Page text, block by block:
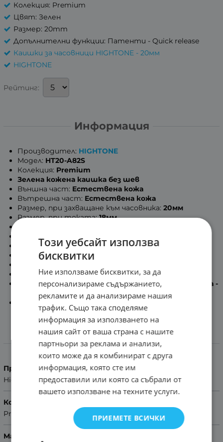
Колекция: Premium
Цвят: Зелен
Размер: 20mm
Допълнителни функции: Патенти - Quick release
Каишки за часовници HIGHTONE - 20мм
HIGHTONE
Рейтинг:
Информация
Производител: HIGHTONE
Модел: HT20-A82S
Колекция: Premium
Зелена кожена каишка без шев
Външна част: Естествена кожа
Вътрешна част: Естествена кожа
Размер, при захващане към часовника: 20мм
Размер, при токата:18мм
Минимална дължина на каишката:
Дължина на част с дупки:12.5см
Дължина на част с тока:
Сребриста метална тока
Включени патенти за бърз монтаж в комплекта -
Quick release
Помощ за размер на каишка
Характеристики
Производител
Hightone
Колекция
Premium
Материал
Този уебсайт използва
бисквитки
Ние използваме бисквитки, за да
персонализираме съдържанието,
рекламите и да анализираме нашия
трафик. Също така споделяме
информация за използването на
нашия сайт от ваша страна с нашите
партньори за реклама и анализи,
които може да я комбинират с друга
информация, която сте им
предоставили или която са събрали от
вашето използване на техните услуги.
ПРИЕМЕТЕ ВСИЧКИ